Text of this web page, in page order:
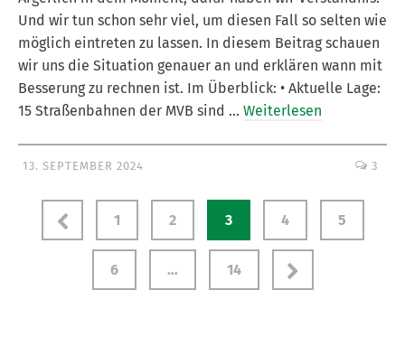
Und wir tun schon sehr viel, um diesen Fall so selten wie
möglich eintreten zu lassen. In diesem Beitrag schauen
wir uns die Situation genauer an und erklären wann mit
Besserung zu rechnen ist. Im Überblick: • Aktuelle Lage:
15 Straßenbahnen der MVB sind … Weiterlesen
13. SEPTEMBER 2024 3
1 2 3 4 5
6 … 14